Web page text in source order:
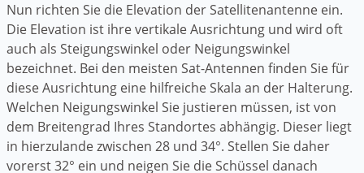
Nun richten Sie die Elevation der Satellitenantenne ein.
Die Elevation ist ihre vertikale Ausrichtung und wird oft
auch als Steigungswinkel oder Neigungswinkel
bezeichnet. Bei den meisten Sat-Antennen finden Sie für
diese Ausrichtung eine hilfreiche Skala an der Halterung.
Welchen Neigungswinkel Sie justieren müssen, ist von
dem Breitengrad Ihres Standortes abhängig. Dieser liegt
in hierzulande zwischen 28 und 34°. Stellen Sie daher
vorerst 32° ein und neigen Sie die Schüssel danach